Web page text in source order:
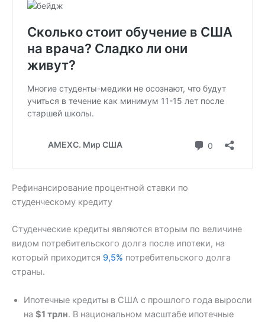
Рефинансирование процентной ставки по
студенческому кредиту
Студенческие кредиты являются вторым по величине
видом потребительского долга после ипотеки, на
который приходится 9,5% потребительского долга
страны.
Ипотечные кредиты в США с прошлого года выросли
на $1 трлн. В национальном масштабе ипотечные